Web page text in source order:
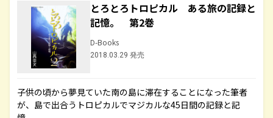
とろとろトロピカル ある旅の記録と
記憶。 第2巻
D-Books
2018.03.29 発売
子供の頃から夢見ていた南の島に滞在することになった筆者
が、島で出合うトロピカルでマジカルな45日間の記録と記